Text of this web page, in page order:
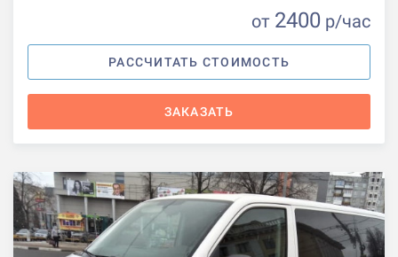
от 2400 р/час
РАССЧИТАТЬ СТОИМОСТЬ
ЗАКАЗАТЬ